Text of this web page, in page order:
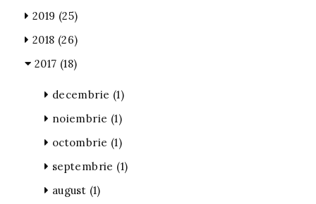
2019 (25)
2018 (26)
2017 (18)
decembrie (1)
noiembrie (1)
octombrie (1)
septembrie (1)
august (1)